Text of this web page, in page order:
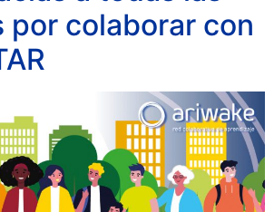
por colaborar con